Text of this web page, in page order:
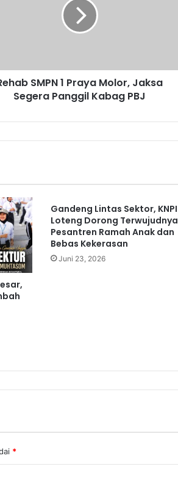
SMPN 1 Praya Molor, Jaksa
Segera Panggil Kabag PBJ
Gandeng Lintas Sektor, KNPI
Loteng Dorong Terwujudnya
Pesantren Ramah Anak dan
Bebas Kekerasan
Juni 23, 2026
*